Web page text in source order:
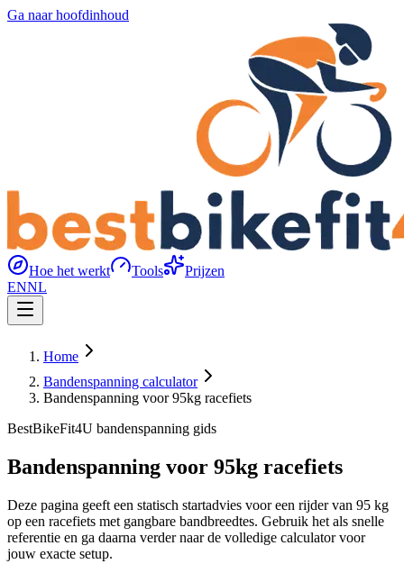
Ga naar hoofdinhoud
Hoe het werkt Tools
Prijzen
ENNL
Home
Bandenspanning calculator
Bandenspanning voor 95kg racefiets
BestBikeFit4U bandenspanning gids
Bandenspanning voor 95kg racefiets
Deze pagina geeft een statisch startadvies voor een rijder van 95 kg
op een racefiets met gangbare bandbreedtes. Gebruik het als snelle
referentie en ga daarna verder naar de volledige calculator voor
jouw exacte setup.